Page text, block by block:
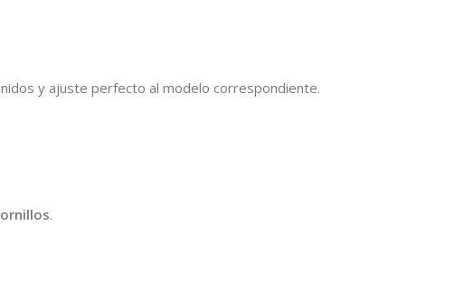
y ajuste perfecto al modelo correspondiente.
.